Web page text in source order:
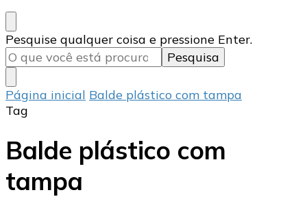
Procurando
algo?
Pesquise qualquer coisa e pressione Enter.
Página inicial Balde plástico com tampa
Tag
Balde plástico com
tampa